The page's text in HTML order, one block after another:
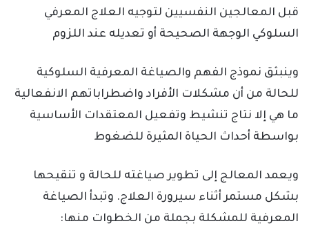
قبل المعالجين النفسيين لتوجيه العلاج المعرفي
السلوكي الوجهة الصحيحة أو تعديله عند اللزوم
وينبثق نموذج الفهم والصياغة المعرفية السلوكية
للحالة من أن مشكلات الأفراد واضطراباتهم الانفعالية
ما هي إلا نتاج تنشيط وتفعيل المعتقدات الأساسية
بواسطة أحداث الحياة المثيرة للضغوط
ويعمد المعالج إلى تطوير صياغته للحالة و تنقيحها
بشكل مستمر أثناء سيرورة العلاج. وتبدأ الصياغة
المعرفية للمشكلة بجملة من الخطوات منها: